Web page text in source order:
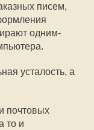
писем,
одним-
усталость, а
почтовых
то и